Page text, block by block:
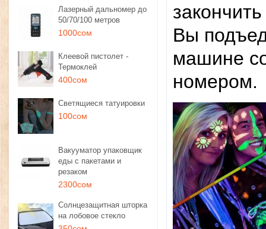
Лазерный дальномер до
50/70/100 метров
1000сом
Клеевой пистолет -
Термоклей
400сом
Светящиеся татуировки
100сом
Вакууматор упаковщик
еды с пакетами и
резаком
2300сом
Солнцезащитная шторка
на лобовое стекло
Вы
машине
номером.